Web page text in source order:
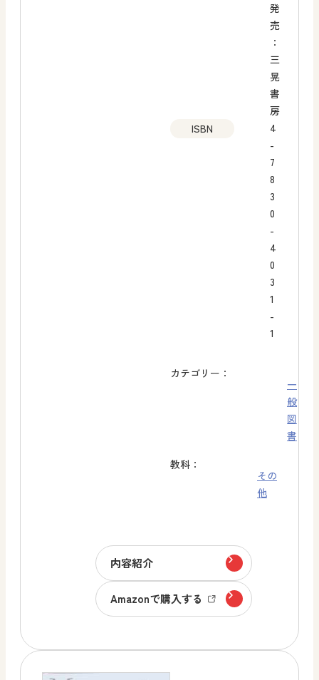
発
売
：
三
晃
書
房
ISBN
4
-
7
8
3
0
-
4
0
3
1
-
1
カテゴリー：
一
般
図
書
教科：
その
他
内容紹介
Amazonで購入する